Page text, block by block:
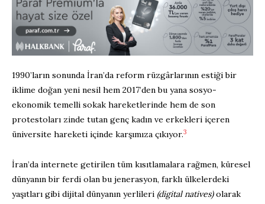
1990’ların sonunda İran’da reform rüzgârlarının estiği bir
iklime doğan yeni nesil hem 2017’den bu yana sosyo-
ekonomik temelli sokak hareketlerinde hem de son
protestoları zinde tutan genç kadın ve erkekleri içeren
üniversite hareketi içinde karşımıza çıkıyor.3
İran’da internete getirilen tüm kısıtlamalara rağmen, küresel
dünyanın bir ferdi olan bu jenerasyon, farklı ülkelerdeki
yaşıtları gibi dijital dünyanın yerlileri (digital natives)olarak